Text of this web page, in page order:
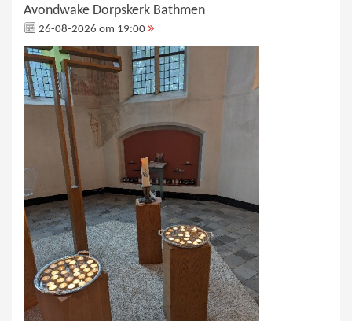
Avondwake Dorpskerk Bathmen
26-08-2026 om 19:00